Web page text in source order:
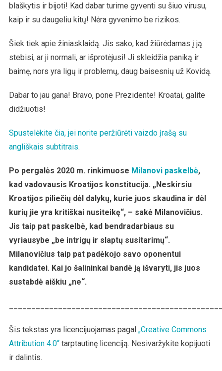
blaškytis ir bijoti! Kad dabar turime gyventi su šiuo virusu,
kaip ir su daugeliu kitų! Nėra gyvenimo be rizikos.
Šiek tiek apie žiniasklaidą. Jis sako, kad žiūrėdamas į ją
stebisi, ar ji normali, ar išprotėjusi! Ji skleidžia paniką ir
baimę, nors yra ligų ir problemų, daug baisesnių už Kovidą.
Dabar to jau gana! Bravo, pone Prezidente! Kroatai, galite
didžiuotis!
Spustelėkite čia, jei norite peržiūrėti vaizdo įrašą su
angliškais subtitrais.
Po pergalės 2020 m. rinkimuose Milanovi paskelbė,
kad vadovausis Kroatijos konstitucija. „Neskirsiu
Kroatijos piliečių dėl dalykų, kurie juos skaudina ir dėl
kurių jie yra kritiškai nusiteikę“, – sakė Milanovičius.
Jis taip pat paskelbė, kad bendradarbiaus su
vyriausybe „be intrigų ir slaptų susitarimų“.
Milanovičius taip pat padėkojo savo oponentui
kandidatei. Kai jo šalininkai bandė ją išvaryti, jis juos
sustabdė aiškiu „ne“.
Šis tekstas yra licencijuojamas pagal„Creative Commons
Attribution 4.0“tarptautinę licenciją. Nesivaržykite kopijuoti
ir dalintis.